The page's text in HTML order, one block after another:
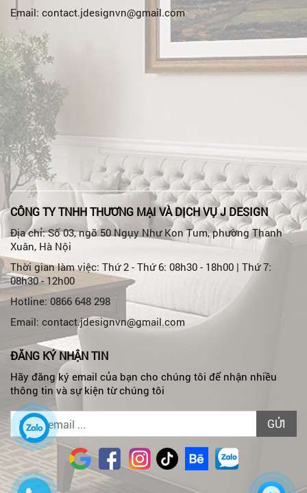
Email: contact.jdesignvn@gmail.com
CÔNG TY TNHH THƯƠNG MẠI VÀ DỊCH VỤ J DESIGN
Địa chỉ: Số 03, ngõ 50 Ngụy Như Kon Tum, phường Thanh
Xuân, Hà Nội
Thời gian làm việc: Thứ 2 - Thứ 6: 08h30 - 18h00 | Thứ 7:
08h30 - 12h00
Hotline: 0866 648 298
Email: contact.jdesignvn@gmail.com
ĐĂNG KÝ NHẬN TIN
Hãy đăng ký email của bạn cho chúng tôi để nhận nhiều
thông tin và sự kiện từ chúng tôi
GỬI